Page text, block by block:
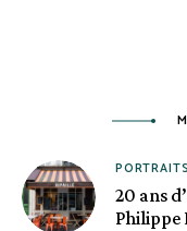
PORTRAITS
20 ans
Philippe